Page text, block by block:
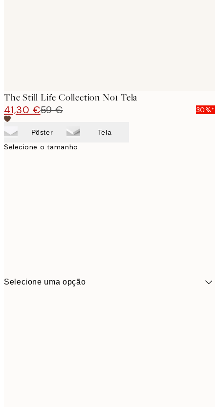
The Still Life Collection No1 Tela
41,30 €59 € 30%*
Pôster Tela
Selecione o tamanho
Selecione uma opção